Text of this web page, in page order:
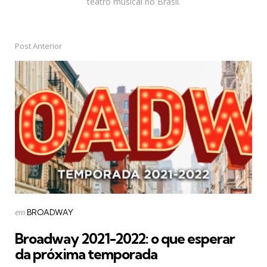
Post
navigation
Post Anterior
Postado
emBROADWAY
Broadway 2021-2022: o que esperar
da próxima temporada